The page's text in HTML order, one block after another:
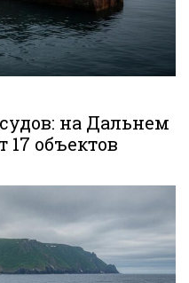
на Дальнем
объектов